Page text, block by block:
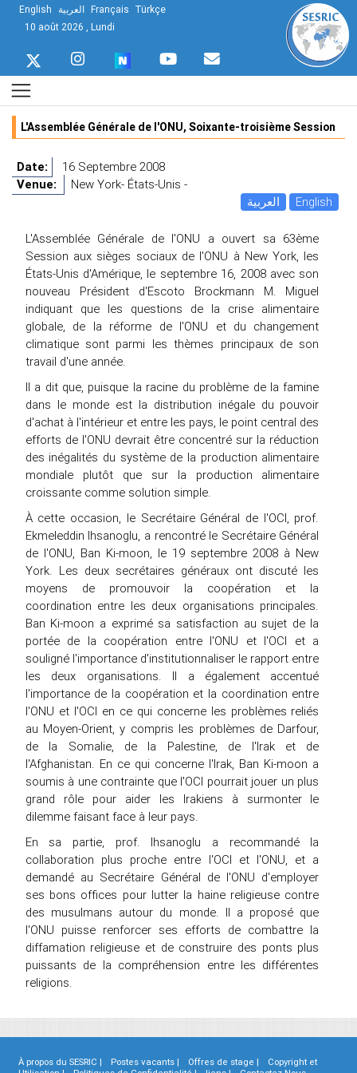
English العربية Français Türkçe
10 août 2026 , Lundi
L'Assemblée Générale de l'ONU, Soixante-troisième Session
Date:
16 Septembre 2008
Venue:
New York- États-Unis -
العربية
English
L'Assemblée Générale de l'ONU a ouvert sa 63ème
Session aux sièges sociaux de l'ONU à New York, les
États-Unis d'Amérique, le septembre 16, 2008 avec son
nouveau Président d'Escoto Brockmann M. Miguel
indiquant que les questions de la crise alimentaire
globale, de la réforme de l'ONU et du changement
climatique sont parmi les thèmes principaux de son
travail d'une année.
Il a dit que, puisque la racine du problème de la famine
dans le monde est la distribution inégale du pouvoir
d'achat à l'intérieur et entre les pays, le point central des
efforts de l'ONU devrait être concentré sur la réduction
des inégalités du système de la production alimentaire
mondiale plutôt que sur la production alimentaire
croissante comme solution simple.
À cette occasion, le Secrétaire Général de l'OCI, prof.
Ekmeleddin Ihsanoglu, a rencontré le Secrétaire Général
de l'ONU, Ban Ki-moon, le 19 septembre 2008 à New
York. Les deux secrétaires généraux ont discuté les
moyens de promouvoir la coopération et la
coordination entre les deux organisations principales.
Ban Ki-moon a exprimé sa satisfaction au sujet de la
portée de la coopération entre l'ONU et l'OCI et a
souligné l'importance d'institutionnaliser le rapport entre
les deux organisations. Il a également accentué
l'importance de la coopération et la coordination entre
l'ONU et l'OCI en ce qui concerne les problèmes reliés
au Moyen-Orient, y compris les problèmes de Darfour,
de la Somalie, de la Palestine, de l'Irak et de
l'Afghanistan. En ce qui concerne l'Irak, Ban Ki-moon a
soumis à une contrainte que l'OCI pourrait jouer un plus
grand rôle pour aider les Irakiens à surmonter le
dilemme faisant face à leur pays.
En sa partie, prof. Ihsanoglu a recommandé la
collaboration plus proche entre l'OCI et l'ONU, et a
demandé au Secrétaire Général de l'ONU d'employer
ses bons offices pour lutter la haine religieuse contre
des musulmans autour du monde. Il a proposé que
l'ONU puisse renforcer ses efforts de combattre la
diffamation religieuse et de construire des ponts plus
puissants de la compréhension entre les différentes
religions.
À propos du SESRIC | Postes vacants | Offres de stage |
Copyright et